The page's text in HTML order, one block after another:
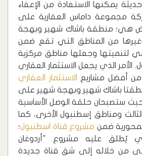
يمكنها الاستفادة من الإعفاء
مجموعة داماس العقارية على
هي؛ منطقة باشاك شهير وبهجة
من المناطق التي تقع ضمن
لتنميتها وجعلها مناطق مركزية
الذي يجعل الاستثمار العقاري
أفضل مشاريع
الاستثمار العقاري
باشاك شهير وبهجة شهير على
ستصبحان حلقة الوصل الأساسية
ومناطق إسطنبول الأخرى، كما
ضمن مشروع قناة اسطنبول؛
يُطلق عليه مشروع "أردوغان
من خلاله إلى شق قناة جديدة